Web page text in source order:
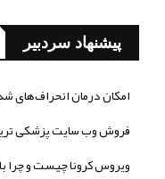
پیشنهاد سردبیر
امکان درمان انحراف‌های
فروش وب سایت پزشکی
ویروس کرونا چیست و چرا